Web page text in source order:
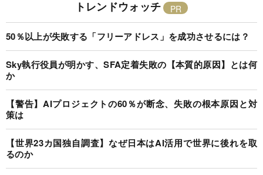
トレンドウォッチ
50％以上が失敗する「フリーアドレス」を成功させるには？
Sky執行役員が明かす、SFA定着失敗の【本質的原因】とは何
か
【警告】AIプロジェクトの60％が断念、失敗の根本原因と対
策は
【世界23カ国独自調査】なぜ日本はAI活用で世界に後れを取
るのか